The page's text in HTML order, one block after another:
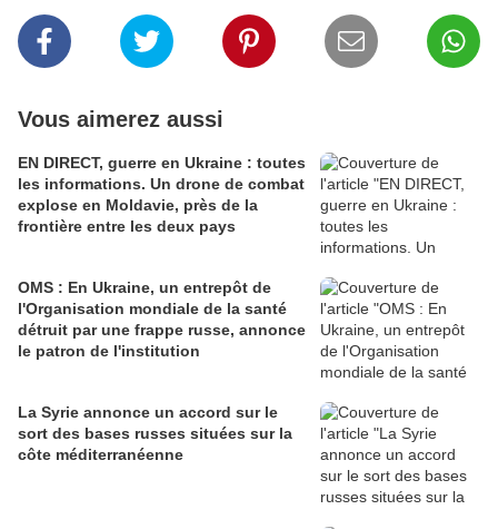
Vous aimerez aussi
EN DIRECT, guerre en Ukraine : toutes
les informations. Un drone de combat
explose en Moldavie, près de la
frontière entre les deux pays
OMS : En Ukraine, un entrepôt de
l'Organisation mondiale de la santé
détruit par une frappe russe, annonce
le patron de l'institution
La Syrie annonce un accord sur le
sort des bases russes situées sur la
côte méditerranéenne